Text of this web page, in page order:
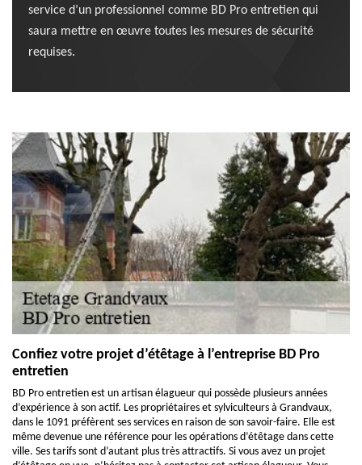
service d’un professionnel comme BD Pro entretien qui
saura mettre en œuvre toutes les mesures de sécurité
requises.
Confiez votre projet d’étêtage à l’entreprise BD Pro
entretien
BD Pro entretien est un artisan élagueur qui possède plusieurs années
d’expérience à son actif. Les propriétaires et sylviculteurs à Grandvaux,
dans le 1091 préfèrent ses services en raison de son savoir-faire. Elle est
même devenue une référence pour les opérations d’étêtage dans cette
ville. Ses tarifs sont d’autant plus très attractifs. Si vous avez un projet